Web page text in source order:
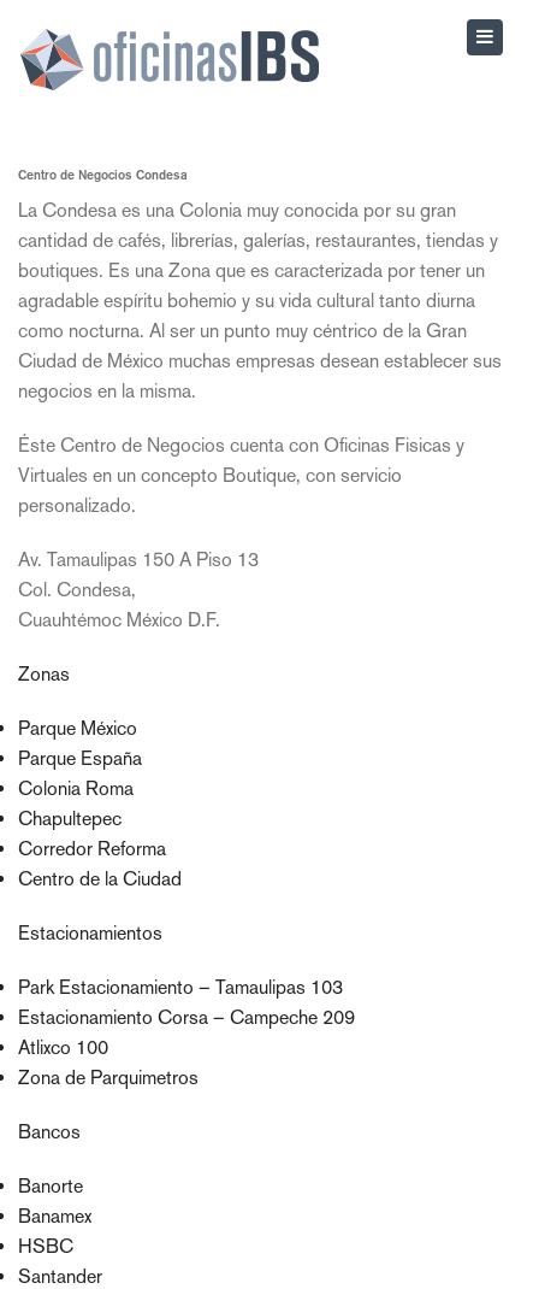
Centro de Negocios Condesa
La Condesa es una Colonia muy conocida por su gran
cantidad de cafés, librerías, galerías, restaurantes, tiendas y
boutiques. Es una Zona que es caracterizada por tener un
agradable espíritu bohemio y su vida cultural tanto diurna
como nocturna. Al ser un punto muy céntrico de la Gran
Ciudad de México muchas empresas desean establecer sus
negocios en la misma.
Éste Centro de Negocios cuenta con Oficinas Fisicas y
Virtuales en un concepto Boutique, con servicio
personalizado.
Av. Tamaulipas 150 A Piso 13
Col. Condesa,
Cuauhtémoc México D.F.
Zonas
Parque México
Parque España
Colonia Roma
Chapultepec
Corredor Reforma
Centro de la Ciudad
Estacionamientos
Park Estacionamiento – Tamaulipas 103
Estacionamiento Corsa – Campeche 209
Atlixco 100
Zona de Parquimetros
Bancos
Banorte
Banamex
HSBC
Santander